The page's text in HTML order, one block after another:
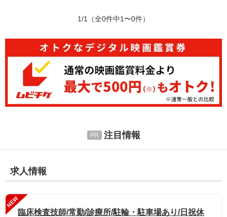
1/1 （全0件中1〜0件）
注目情報
求人情報
NEW
臨床検査技師/常勤/診療所/駐輪・駐車場あり/日祝休